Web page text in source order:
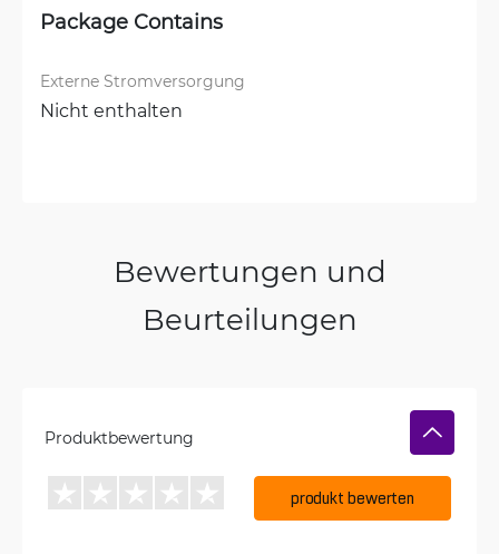
Package Contains
Externe Stromversorgung
Nicht enthalten
Bewertungen und
Beurteilungen
Produktbewertung
produkt bewerten